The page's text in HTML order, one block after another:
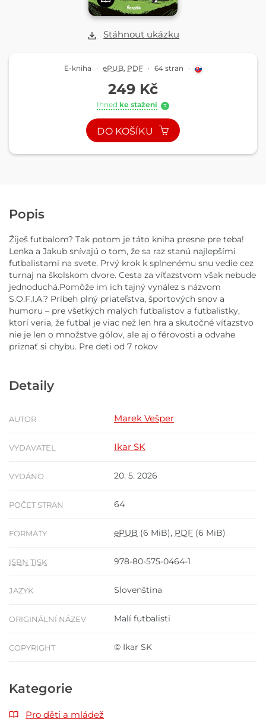
Stáhnout ukázku
E-kniha · ePUB, PDF · 64 stran ·
249 Kč
Ihned ke stažení ?
DO KOŠÍKU
Popis
Žiješ futbalom? Tak potom je táto kniha presne pre teba!
Lenka a Jakub snívajú o tom, že sa raz stanú najlepšími
futbalistami na svete. Prvý krok k splnenému snu vedie cez
turnaj na školskom dvore. Cesta za víťazstvom však nebude
jednoduchá.Pomôže im ich tajný vynález s názvom
S.O.F.I.A.? Príbeh plný priateľstva, športových snov a
humoru – pre všetkých malých futbalistov a futbalistky,
ktorí veria, že futbal je viac než len hra a skutočné víťazstvo
nie je len o množstve gólov, ale aj o férovosti a odvahe
priznať si chybu. Pre deti od 7 rokov
Detaily
AUTOR Marek Vešper
VYDAVATEL Ikar SK
VYDÁNO 20. 5. 2026
POČET STRAN 64
FORMÁTY ePUB (6 MiB), PDF (6 MiB)
ISBN TISK 978-80-575-0464-1
JAZYK Slovenština
ORIGINÁLNÍ NÁZEV Malí futbalisti
COPYRIGHT © Ikar SK
Kategorie
Pro děti a mládež